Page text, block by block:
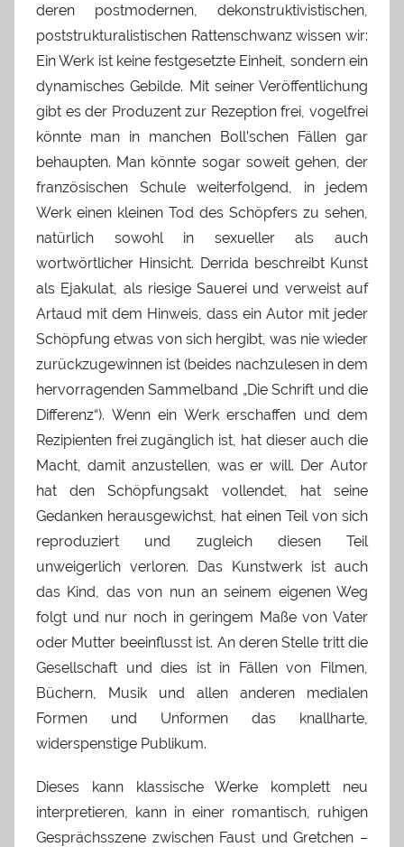
deren postmodernen, dekonstruktivistischen,
poststrukturalistischen Rattenschwanz wissen wir:
Ein Werk ist keine festgesetzte Einheit, sondern ein
dynamisches Gebilde. Mit seiner Veröffentlichung
gibt es der Produzent zur Rezeption frei, vogelfrei
könnte man in manchen Boll’schen Fällen gar
behaupten. Man könnte sogar soweit gehen, der
französischen Schule weiterfolgend, in jedem
Werk einen kleinen Tod des Schöpfers zu sehen,
natürlich sowohl in sexueller als auch
wortwörtlicher Hinsicht. Derrida beschreibt Kunst
als Ejakulat, als riesige Sauerei und verweist auf
Artaud mit dem Hinweis, dass ein Autor mit jeder
Schöpfung etwas von sich hergibt, was nie wieder
zurückzugewinnen ist (beides nachzulesen in dem
hervorragenden Sammelband „Die Schrift und die
Differenz“). Wenn ein Werk erschaffen und dem
Rezipienten frei zugänglich ist, hat dieser auch die
Macht, damit anzustellen, was er will. Der Autor
hat den Schöpfungsakt vollendet, hat seine
Gedanken herausgewichst, hat einen Teil von sich
reproduziert und zugleich diesen Teil
unweigerlich verloren. Das Kunstwerk ist auch
das Kind, das von nun an seinem eigenen Weg
folgt und nur noch in geringem Maße von Vater
oder Mutter beeinflusst ist. An deren Stelle tritt die
Gesellschaft und dies ist in Fällen von Filmen,
Büchern, Musik und allen anderen medialen
Formen und Unformen das knallharte,
widerspenstige Publikum.
Dieses kann klassische Werke komplett neu
interpretieren, kann in einer romantisch, ruhigen
Gesprächsszene zwischen Faust und Gretchen –